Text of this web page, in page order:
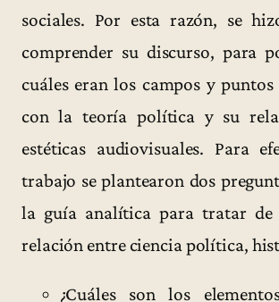
sociales. Por esta razón, se
comprender su discurso, para
cuáles eran los campos y puntos
con la teoría política y su
estéticas audiovisuales. Para
trabajo se plantearon dos
la guía analítica para tratar de
relación entre ciencia política,
¿Cuáles son los